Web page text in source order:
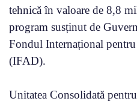
tehnică în valoare de 8,8
program susținut de
Fondul Internațional
(IFAD).
Unitatea Consolidată